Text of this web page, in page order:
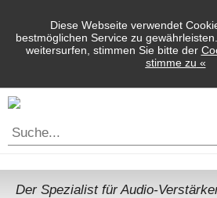
Diese Webseite verwendet
bestmöglichen Service zu
weitersurfen, stimmen Sie bitte der
stimme zu «
Der Spezialist für Audio-